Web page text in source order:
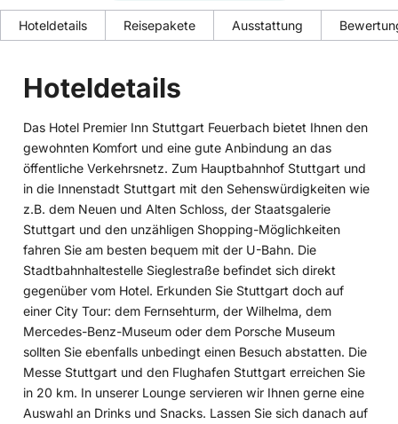
Hoteldetails Reisepakete Ausstattung
Hoteldetails
Das Hotel Premier Inn Stuttgart Feuerbach bietet Ihnen den
gewohnten Komfort und eine gute Anbindung an das
öffentliche Verkehrsnetz. Zum Hauptbahnhof Stuttgart und
in die Innenstadt Stuttgart mit den Sehenswürdigkeiten wie
z.B. dem Neuen und Alten Schloss, der Staatsgalerie
Stuttgart und den unzähligen Shopping-Möglichkeiten
fahren Sie am besten bequem mit der U-Bahn. Die
Stadtbahnhaltestelle Sieglestraße befindet sich direkt
gegenüber vom Hotel. Erkunden Sie Stuttgart doch auf
einer City Tour: dem Fernsehturm, der Wilhelma, dem
Mercedes-Benz-Museum oder dem Porsche Museum
sollten Sie ebenfalls unbedingt einen Besuch abstatten. Die
Messe Stuttgart und den Flughafen Stuttgart erreichen Sie
in 20 km. In unserer Lounge servieren wir Ihnen gerne eine
Auswahl an Drinks und Snacks. Lassen Sie sich danach auf